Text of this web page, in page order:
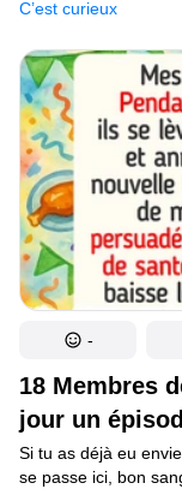
C’est curieux
18 Membres
jour un
Si tu as déjà eu
se passe ici, bon
-